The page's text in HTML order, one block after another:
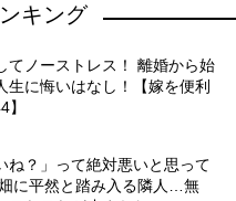
キング
てノーストレス！ 離婚から始
生に悔いはなし！【嫁を便利
ね？」って絶対悪いと思って
に平然と踏み入る隣人…無